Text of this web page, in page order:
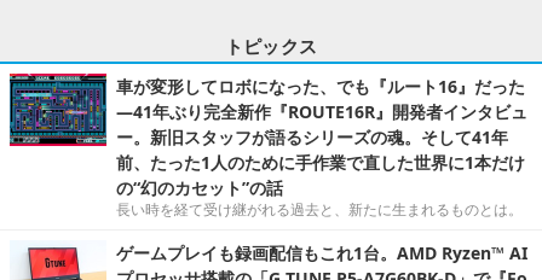
トピックス
車が変形してロボになった、でも『ルート16』だった
―41年ぶり完全新作『ROUTE16R』開発者インタビュ
ー。新旧スタッフが語るシリーズの魂。そして41年
前、たった1人のために手作業で直した世界に1本だけ
の“幻のカセット”の話
長い時を経て受け継がれる過去と、新たに生まれるものとは。
ゲームプレイも録画配信もこれ1台。AMD Ryzen™ AI